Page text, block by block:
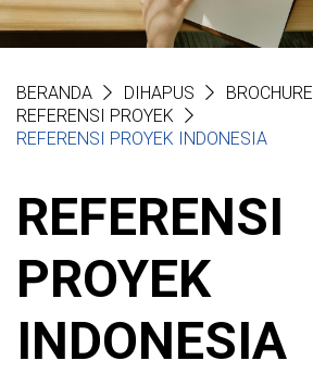
BERANDA DIHAPUS
BROCHURE
REFERENSI PROYEK
REFERENSI PROYEK INDONESIA
REFERENSI
PROYEK
INDONESIA